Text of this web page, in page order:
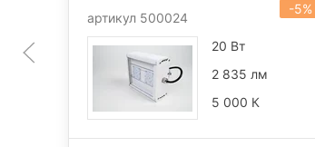
-5%
артикул 500024
20 Вт
2 835 лм
5 000 К